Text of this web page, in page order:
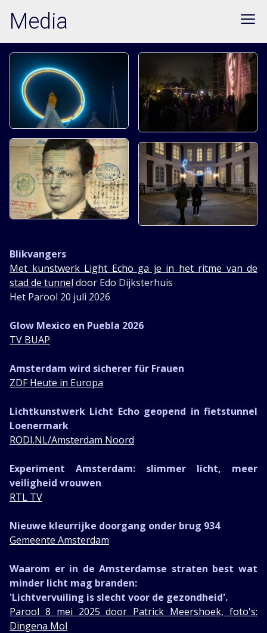
Media
Blikvangers
Met kunstwerk Light Echo ga je in het ritme van de
stad de tunnel door Edo Dijksterhuis
Het Parool 20 juli 2026
Glow Mexico en Puebla 2026
TV BUAP
Amsterdam wird sicherer für Frauen
ZDF Heute in Europa
Lichtkunstwerk Licht Echo geopend in fietstunnel
Loenermark
RODI.NL/Amsterdam Noord
Experiment Amsterdam: slimmer licht, meer
veiligheid vrouwen
RTL TV
Nieuwe kleurrijke doorgang onder brug 934
Gemeente Amsterdam
Waarom er in de Amsterdamse straten best wat
minder licht mag branden:
'Lichtvervuiling is slecht voor de gezondheid'.
Parool 8 mei 2025 door Patrick Meershoek, foto's:
Dingena Mol